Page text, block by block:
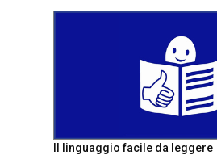
Il linguaggio facile da leggere